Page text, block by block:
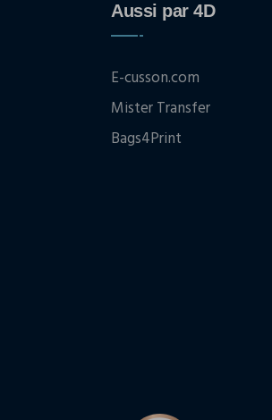
Aussi par 4D
E-cusson.com
Mister Transfer
Bags4Print